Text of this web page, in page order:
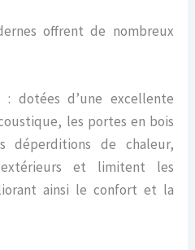
offrent de nombreux
: dotées d’une excellente
les portes en bois
déperditions de chaleur,
et limitent les
ainsi le confort et la